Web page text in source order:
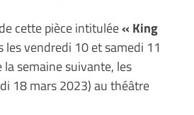
cette pièce intitulée« King
les vendredi 10 et samedi 11
semaine suivante, les
18 mars 2023) au théâtre